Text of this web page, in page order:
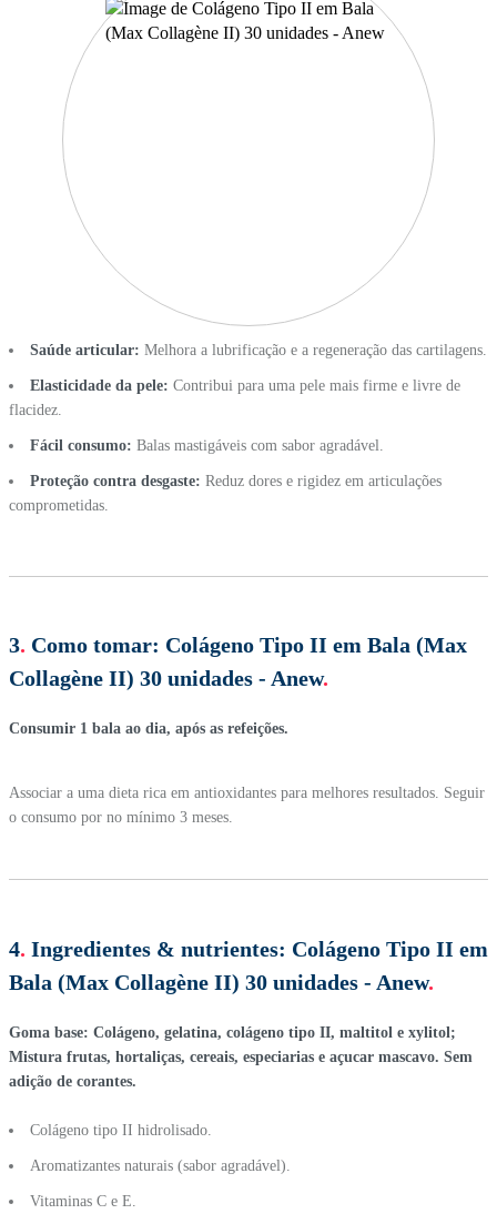
Saúde articular: Melhora a lubrificação e a regeneração das cartilagens.
Elasticidade da pele: Contribui para uma pele mais firme e livre de
flacidez.
Fácil consumo: Balas mastigáveis com sabor agradável.
Proteção contra desgaste: Reduz dores e rigidez em articulações
comprometidas.
3. Como tomar: Colágeno Tipo II em Bala (Max
Collagène II) 30 unidades - Anew.
Consumir 1 bala ao dia, após as refeições.
Associar a uma dieta rica em antioxidantes para melhores resultados. Seguir
o consumo por no mínimo 3 meses.
4. Ingredientes & nutrientes: Colágeno Tipo II em
Bala (Max Collagène II) 30 unidades - Anew.
Goma base: Colágeno, gelatina, colágeno tipo II, maltitol e xylitol;
Mistura frutas, hortaliças, cereais, especiarias e açucar mascavo. Sem
adição de corantes.
Colágeno tipo II hidrolisado.
Aromatizantes naturais (sabor agradável).
Vitaminas C e E.